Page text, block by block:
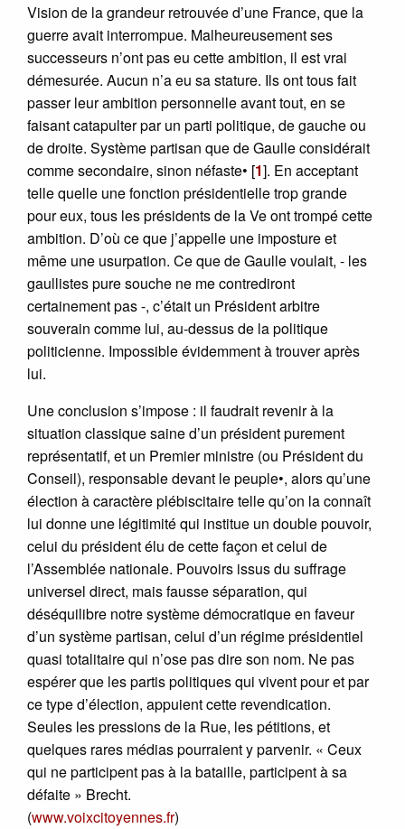
Vision de la grandeur retrouvée d’une France, que la
guerre avait interrompue. Malheureusement ses
successeurs n’ont pas eu cette ambition, il est vrai
démesurée. Aucun n’a eu sa stature. Ils ont tous fait
passer leur ambition personnelle avant tout, en se
faisant catapulter par un parti politique, de gauche ou
de droite. Système partisan que de Gaulle considérait
comme secondaire, sinon néfaste• [1]. En acceptant
telle quelle une fonction présidentielle trop grande
pour eux, tous les présidents de la Ve ont trompé cette
ambition. D’où ce que j’appelle une imposture et
même une usurpation. Ce que de Gaulle voulait, - les
gaullistes pure souche ne me contrediront
certainement pas -, c’était un Président arbitre
souverain comme lui, au-dessus de la politique
politicienne. Impossible évidemment à trouver après
lui.
Une conclusion s’impose : il faudrait revenir à la
situation classique saine d’un président purement
représentatif, et un Premier ministre (ou Président du
Conseil), responsable devant le peuple•, alors qu’une
élection à caractère plébiscitaire telle qu’on la connaît
lui donne une légitimité qui institue un double pouvoir,
celui du président élu de cette façon et celui de
l’Assemblée nationale. Pouvoirs issus du suffrage
universel direct, mais fausse séparation, qui
déséquilibre notre système démocratique en faveur
d’un système partisan, celui d’un régime présidentiel
quasi totalitaire qui n’ose pas dire son nom. Ne pas
espérer que les partis politiques qui vivent pour et par
ce type d’élection, appuient cette revendication.
Seules les pressions de la Rue, les pétitions, et
quelques rares médias pourraient y parvenir. « Ceux
qui ne participent pas à la bataille, participent à sa
défaite » Brecht.
(www.voixcitoyennes.fr)